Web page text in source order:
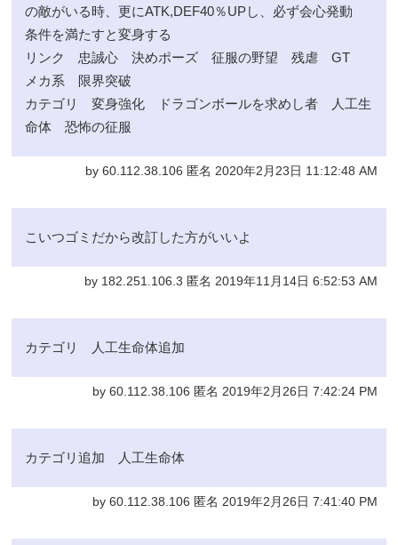
の敵がいる時、更にATK,DEF40％UPし、必ず会心発動
条件を満たすと変身する
リンク 忠誠心 決めポーズ 征服の野望 残虐 GT
メカ系 限界突破
カテゴリ 変身強化 ドラゴンボールを求めし者 人工生
命体 恐怖の征服
by 60.112.38.106 匿名 2020年2月23日 11:12:48 AM
こいつゴミだから改訂した方がいいよ
by 182.251.106.3 匿名 2019年11月14日 6:52:53 AM
カテゴリ 人工生命体追加
by 60.112.38.106 匿名 2019年2月26日 7:42:24 PM
カテゴリ追加 人工生命体
by 60.112.38.106 匿名 2019年2月26日 7:41:40 PM